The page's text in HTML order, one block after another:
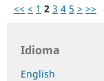
<< < 1 2 3 4 5 > >>
Idioma
English